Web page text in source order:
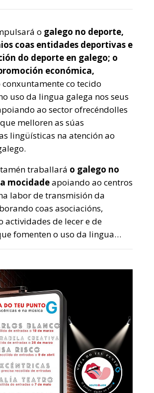
o galego no deporte,
coas entidades deportivas e
do deporte en galego; o
económica,
co tecido
uso da lingua galega nos seus
ao sector ofrecéndolles
que melloren as súas
lingüísticas na atención ao
traballará o galego no
mocidadeapoiando ao centros
labor de transmisión da
coas asociacións,
actividades de lecer e de
fomenten o uso da lingua…